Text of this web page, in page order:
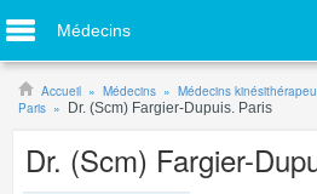
Médecins
Accueil Médecins Médecins
Paris
Dr. (Scm) Fargier-Dupuis. Paris
Dr. (Scm) Fargier-